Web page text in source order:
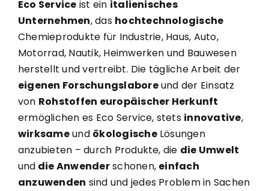
Eco Service ist ein italienisches
Unternehmen, das hochtechnologische
Chemieprodukte für Industrie, Haus, Auto,
Motorrad, Nautik, Heimwerken und Bauwesen
herstellt und vertreibt. Die tägliche Arbeit der
eigenen Forschungslaboreund der Einsatz
von Rohstoffen europäischer Herkunft
ermöglichen es Eco Service, stets innovative,
wirksameund ökologischeLösungen
anzubieten – durch Produkte, die die Umwelt
und die Anwenderschonen, einfach
anzuwenden sind und jedes Problem in Sachen